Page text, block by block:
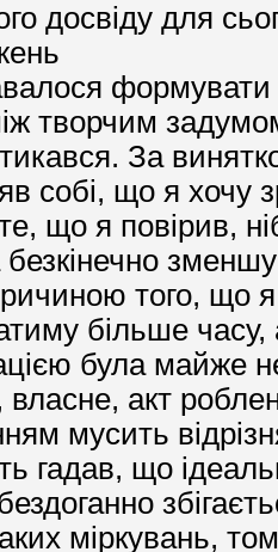
досвіду для
формувати
творчим
За
собі, що я
що я повірив,
того, що
більше часу,
була майже
власне, акт
мусить
гадав, що
міркувань,